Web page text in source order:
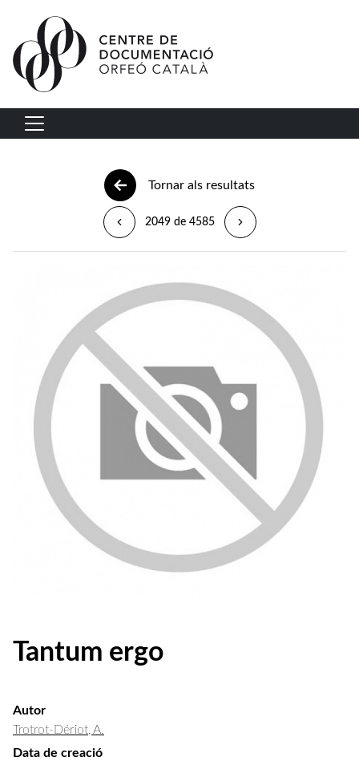
Vés al contingut
Navegació principal
Tornar als resultats
2049 de 4585
Tantum ergo
Autor
Trotrot-Dériot, A.
Data de creació